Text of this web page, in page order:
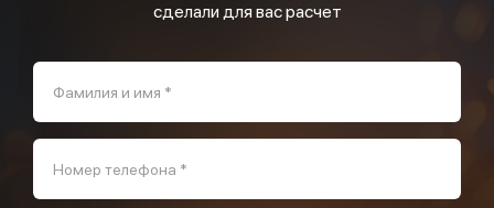
сделали для вас расчет
Фамилия и имя *
Номер телефона *